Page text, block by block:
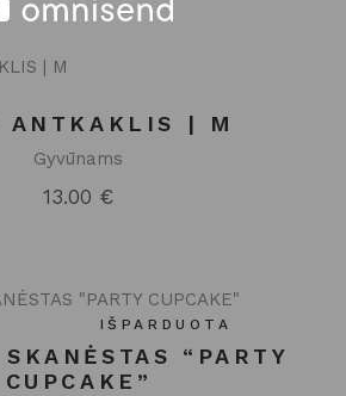
ANTKAKLIS | M
Gyvūnams
13.00 €
IŠPARDUOTA
“PARTY
CUPCAKE”